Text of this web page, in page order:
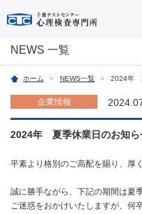
NEWS 一覧
ホーム NEWS一覧 2024年
企業情報
2024年 夏季休業日のお知ら
平素より格別のご高配を賜り、厚
誠に勝手ながら、下記の期間は夏
ご迷惑をおかけいたしますが、何